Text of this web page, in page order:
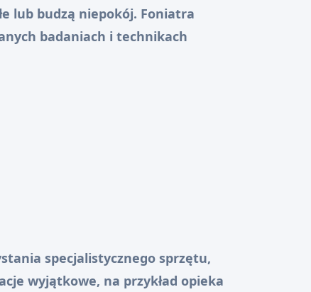
lub budzą niepokój. Foniatra
badaniach i technikach
specjalistycznego sprzętu,
wyjątkowe, na przykład opieka